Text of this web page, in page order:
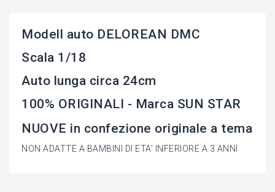
Modell auto DELOREAN DMC
Scala 1/18
Auto lunga circa 24cm
100% ORIGINALI - Marca SUN STAR
NUOVE in confezione originale a tema
NON ADATTE A BAMBINI DI ETA' INFERIORE A 3 ANNI